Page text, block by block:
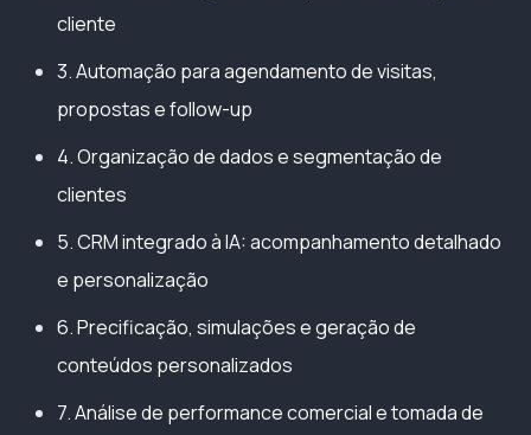
cliente
3. Automação para agendamento de visitas,
propostas e follow-up
4. Organização de dados e segmentação de
clientes
5. CRM integrado à IA: acompanhamento detalhado
e personalização
6. Precificação, simulações e geração de
conteúdos personalizados
7. Análise de performance comercial e tomada de